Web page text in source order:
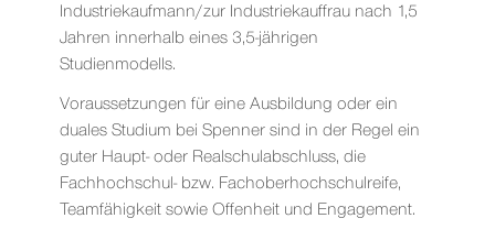
Industriekaufmann/zur Industriekauffrau nach 1,5
Jahren innerhalb eines 3,5-jährigen
Studienmodells.
Voraussetzungen für eine Ausbildung oder ein
duales Studium bei Spenner sind in der Regel ein
guter Haupt- oder Realschulabschluss, die
Fachhochschul- bzw. Fachoberhochschulreife,
Teamfähigkeit sowie Offenheit und Engagement.